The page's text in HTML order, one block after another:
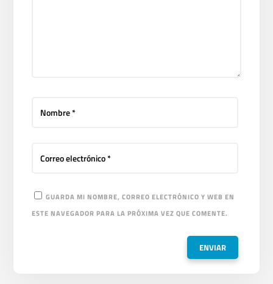
GUARDA MI NOMBRE, CORREO ELECTRÓNICO Y WEB EN
ESTE NAVEGADOR PARA LA PRÓXIMA VEZ QUE COMENTE.